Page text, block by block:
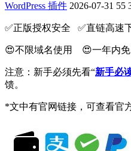
WordPress 插件 2026-07-31 55
✅️正版授权安全 ✅️直链高速
😍不限域名使用 😍一年内免
注意：新手必须先看“新手必
馈。
*文中有官网链接，可查看官